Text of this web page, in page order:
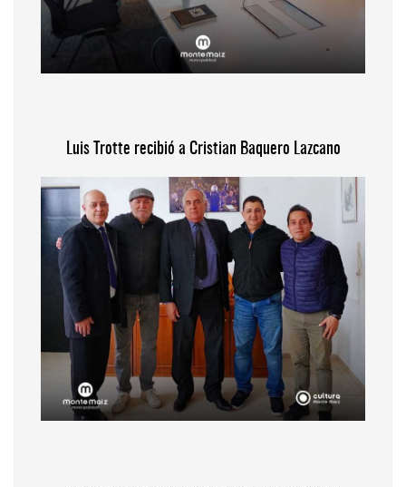
Luis Trotte recibió a Cristian Baquero Lazcano